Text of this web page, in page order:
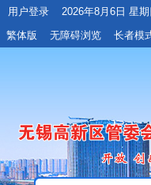
用户登录
2026年8月6日 星期
繁体版
无障碍浏览 长者模